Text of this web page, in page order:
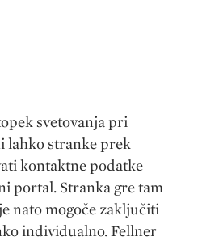
svetovanja pri
lahko stranke prek
kontaktne podatke
portal. Stranka gre tam
nato mogoče zaključiti
individualno. Fellner